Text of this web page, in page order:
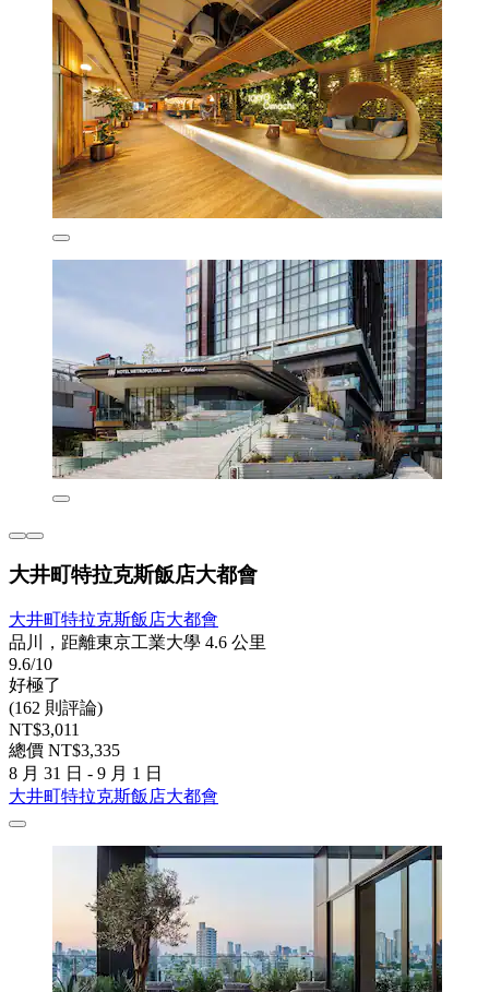
大井町特拉克斯飯店大都會
大井町特拉克斯飯店大都會
品川，距離東京工業大學 4.6 公里
9.6/10
好極了
(162 則評論)
NT$3,011
總價 NT$3,335
8 月 31 日 - 9 月 1 日
大井町特拉克斯飯店大都會